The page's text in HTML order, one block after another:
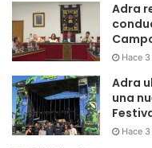
Adra
Hace
Adra
una
Hace